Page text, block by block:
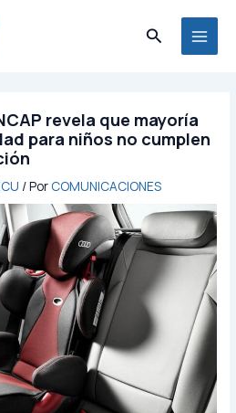
Buscar
revela que mayoría
para niños no cumplen
/ Por COMUNICACIONES